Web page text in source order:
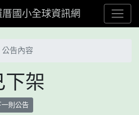
國小全球資訊網
公告內容
下架
一則公告